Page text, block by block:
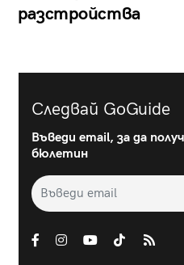
разстройства
Следвай GoGuide
Въведи email, за да
бюлетин